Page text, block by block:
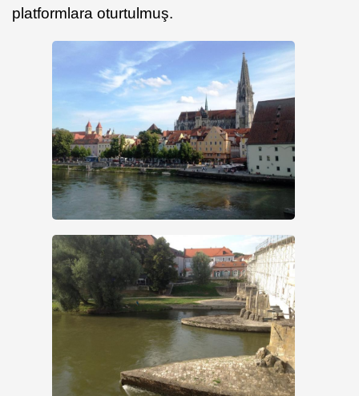
platformlara oturtulmuş.